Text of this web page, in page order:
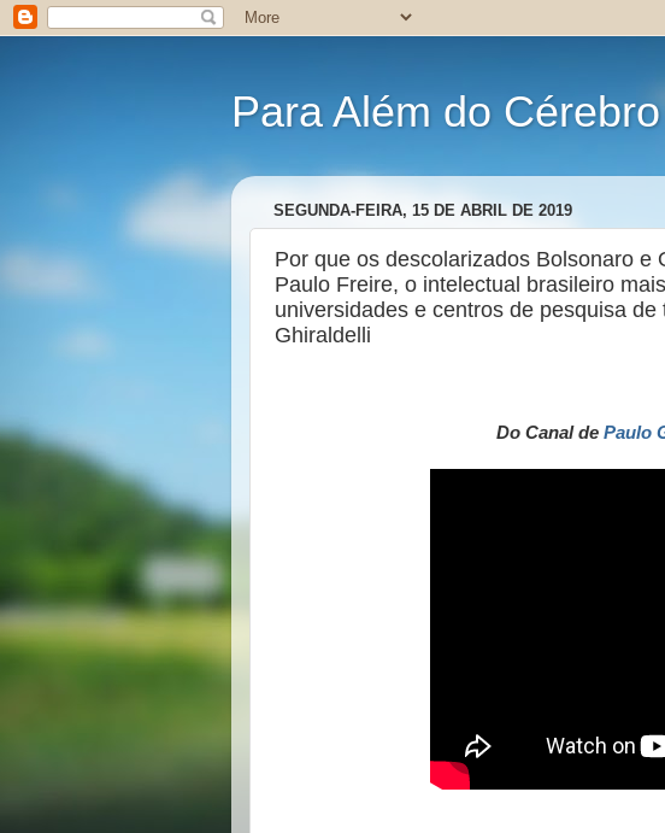
Para Além do Cérebro
SEGUNDA-FEIRA, 15 DE ABRIL DE 2019
Por que os descolarizados Bolsonaro e
Paulo Freire, o intelectual brasileiro
universidades e centros de pesquisa
Ghiraldelli
Do Canal de Paulo